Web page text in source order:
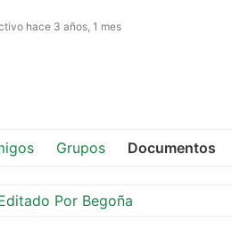
hace 3 años, 1 mes
Grupos Documentos
Por Begoña